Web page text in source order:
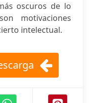
oscuros de lo
motivaciones
intelectual.